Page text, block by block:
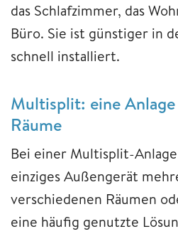
das Schlafzimmer, das
Büro. Sie ist günstiger in
schnell installiert.
Multisplit: eine
Räume
Bei einer Multisplit-
einziges Außengerät
verschiedenen Räumen
eine häufig genutzte